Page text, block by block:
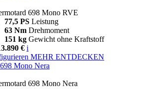
698 Mono RVE
77,5 PS Leistung
63 Nm Drehmoment
151 kg Gewicht ohne Kraftstoff
€ i
MEHR ENTDECKEN
698 Mono Nera
698 Mono Nera